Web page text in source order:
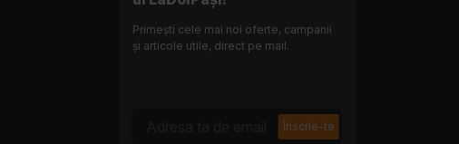
Primești cele mai noi oferte, campanii
și articole utile, direct pe mail.
Înscrie-te